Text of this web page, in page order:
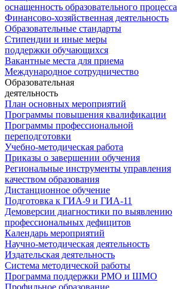
оснащенность образовательного процесса
Финансово-хозяйственная деятельность
Образовательные стандарты
Стипендии и иные меры
поддержки обучающихся
Вакантные места для приема
Международное сотрудничество
Образовательная
деятельность
План основных мероприятий
Программы повышения квалификации
Программы профессиональной
переподготовки
Учебно-методическая работа
Приказы о завершении обучения
Региональные инструменты управления
качеством образования
Дистанционное обучение
Подготовка к ГИА-9 и ГИА-11
Демоверсии диагностики по выявлению
профессиональных дефицитов
Календарь мероприятий
Научно-методическая деятельность
Издательская деятельность
Система методической работы
Программа поддержки РМО и ШМО
Профильное образование